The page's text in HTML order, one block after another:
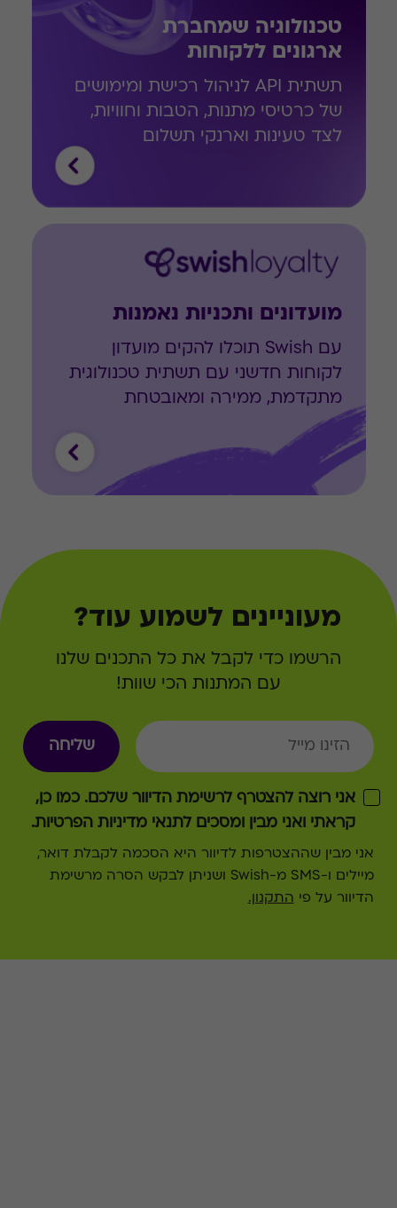
טכנולוגיה שמחברת
ארגונים ללקוחות
תשתית API לניהול רכישת ומימושים
של כרטיסי מתנות, הטבות וחוויות,
לצד טעינות וארנקי תשלום
מועדונים ותכניות נאמנות
עם Swish תוכלו להקים מועדון
לקוחות חדשני עם תשתית טכנולוגית
מתקדמת, ממירה ומאובטחת
מעוניינים לשמוע עוד?
עם המתנות הכי שוות!
שליחה
קראתי ואני מבין ומסכים לתנאי מדיניות הפרטיות.
הדיוור על פי התקנון.